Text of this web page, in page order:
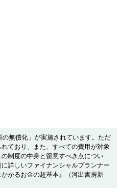
無償化」が実施されています。ただ
ており、また、すべての費用が対象
制度の中身と留意すべき点につい
詳しいファイナンシャルプランナー
かるお金の超基本』（河出書房新